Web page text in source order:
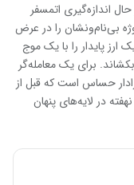
اندازه‌گیری اتمسفر
بی‌نام‌ونشان را در عرض
پایدار را با یک موج
برای یک معامله‌گر
حساس است که قبل از
در لایه‌های پنهان